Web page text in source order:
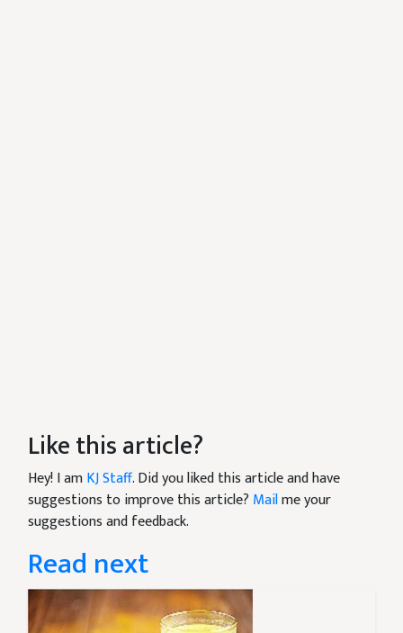
Like this article?
Hey! I amKJ Staff. Did you liked this article and have
suggestions to improve this article? Mailme your
suggestions and feedback.
Read next